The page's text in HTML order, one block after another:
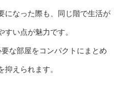
になった際も、同じ階で生活が
い点が魅力です。
な部屋をコンパクトにまとめ
抑えられます。